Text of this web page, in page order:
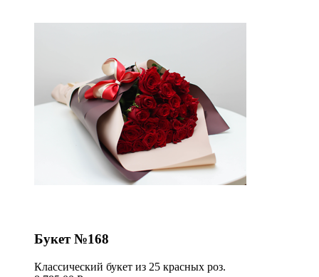
Букет №168
Классический букет из 25 красных роз.